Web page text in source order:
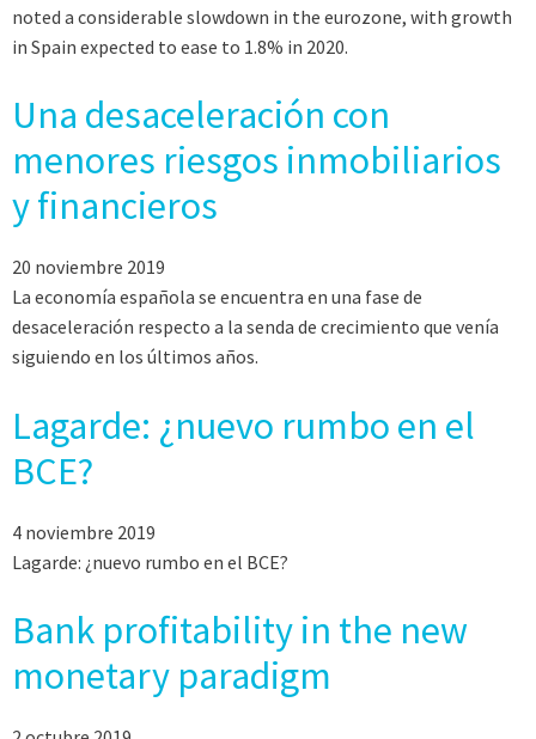
noted a considerable slowdown in the eurozone, with growth
in Spain expected to ease to 1.8% in 2020.
Una desaceleración con
menores riesgos inmobiliarios
y financieros
20 noviembre 2019
La economía española se encuentra en una fase de
desaceleración respecto a la senda de crecimiento que venía
siguiendo en los últimos años.
Lagarde: ¿nuevo rumbo en el
BCE?
4 noviembre 2019
Lagarde: ¿nuevo rumbo en el BCE?
Bank profitability in the new
monetary paradigm